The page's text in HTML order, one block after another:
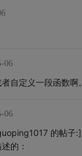
06
自定义一段函数啊。
06
的帖子:]
的：